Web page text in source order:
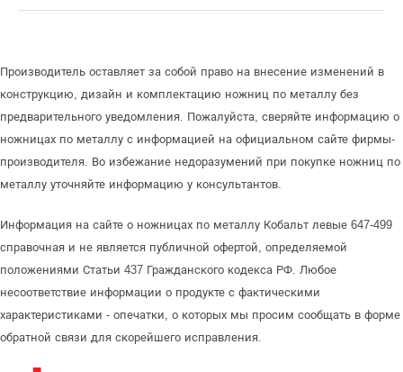
Производитель оставляет за собой право на внесение изменений в
конструкцию, дизайн и комплектацию ножниц по металлу без
предварительного уведомления. Пожалуйста, сверяйте информацию о
ножницах по металлу с информацией на официальном сайте фирмы-
производителя. Во избежание недоразумений при покупке ножниц по
металлу уточняйте информацию у консультантов.
Информация на сайте о ножницах по металлу Кобальт левые 647-499
справочная и не является публичной офертой, определяемой
положениями Статьи 437 Гражданского кодекса РФ. Любое
несоответствие информации о продукте с фактическими
характеристиками - опечатки, о которых мы просим сообщать в форме
обратной связи для скорейшего исправления.